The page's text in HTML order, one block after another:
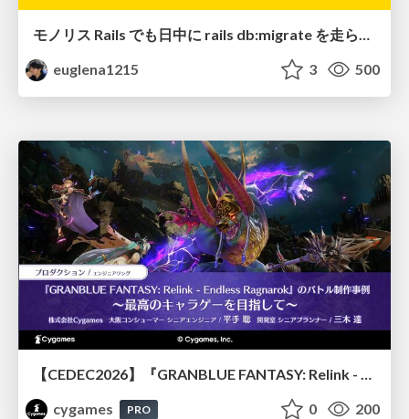
euglena1215
3 500
【CEDEC2026】『GRANBLUE FANTASY: Relink - Endless Ragnarok』のバトル制作事例 ～最高のキャラゲーを目指して～
cygames
PRO 0 200